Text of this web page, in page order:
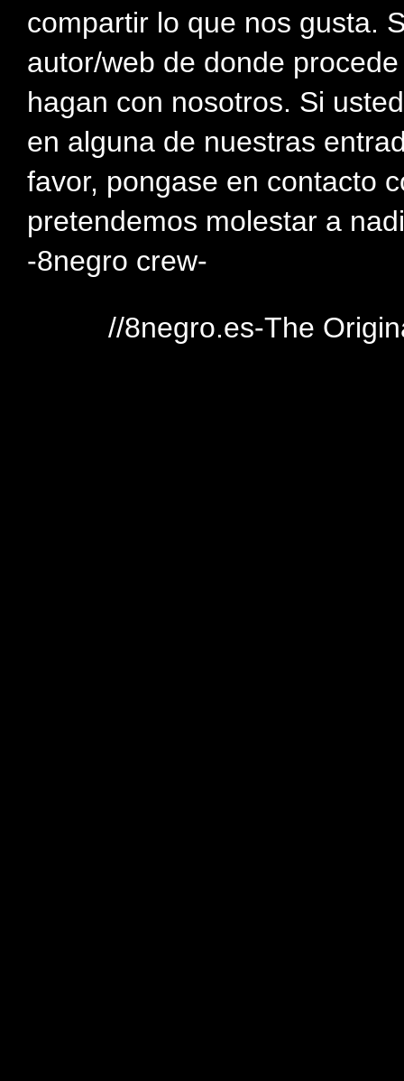
compartir lo que nos gusta.
autor/web de donde
hagan con nosotros. Si
en alguna de nuestras
favor, pongase en contacto
pretendemos molestar a
-8negro crew-
//8negro.es-The